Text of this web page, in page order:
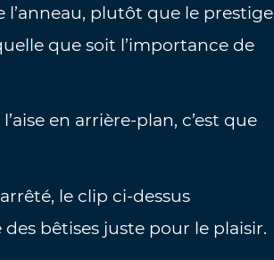
l’anneau, plutôt que le prestige
que soit l’importance de
en arrière-plan, c’est que
le clip ci-dessus
bêtises juste pour le plaisir.